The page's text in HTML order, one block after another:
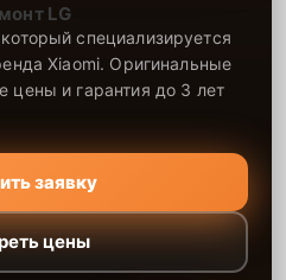
LG
специализируется
Xiaomi. Оригинальные
цены и гарантия до 3 лет
заявку
цены